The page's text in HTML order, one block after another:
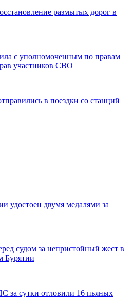
размытых дорог в
с уполномоченным по правам
участников СВО
в поездки со станций
удостоен двумя медалями за
судом за непристойный жест в
Бурятии
за сутки отловили 16 пьяных